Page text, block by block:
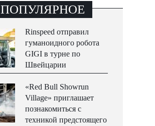
ПОПУЛЯРНОЕ
Rinspeed отправил
гуманоидного робота
GIGI в турне по
Швейцарии
«Red Bull Showrun
Village» приглашает
познакомиться с
техникой предстоящего